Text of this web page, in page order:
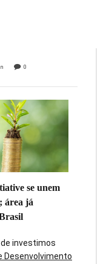
0
se unem
área já
investimos
Desenvolvimento